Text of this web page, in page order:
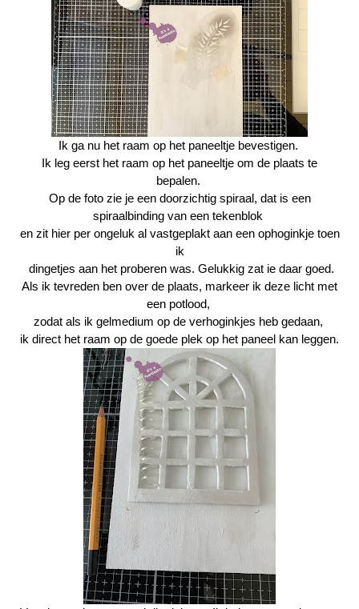
Ik ga nu het raam op het paneeltje bevestigen.
Ik leg eerst het raam op het paneeltje om de plaats te
bepalen.
Op de foto zie je een doorzichtig spiraal, dat is een
spiraalbinding van een tekenblok
en zit hier per ongeluk al vastgeplakt aan een ophoginkje toen
ik
dingetjes aan het proberen was. Gelukkig zat ie daar goed.
Als ik tevreden ben over de plaats, markeer ik deze licht met
een potlood,
zodat als ik gelmedium op de verhoginkjes heb gedaan,
ik direct het raam op de goede plek op het paneel kan leggen.